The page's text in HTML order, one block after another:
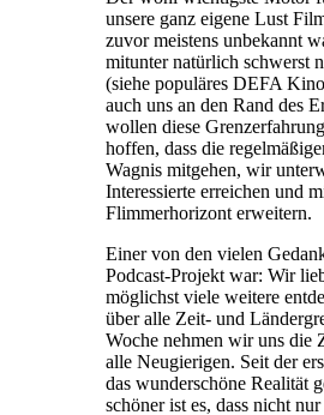
unsere ganz eigene Lust
zuvor meistens unbekannt
mitunter natürlich schwerst
(siehe populäres DEFA
auch uns an den Rand des
wollen diese
hoffen, dass die
Wagnis mitgehen, wir
Interessierte erreichen und
Flimmerhorizont erweitern.
Einer von den vielen
Podcast-Projekt war: Wir
möglichst viele weitere
über alle Zeit- und
Woche nehmen wir uns die
alle Neugierigen. Seit der
das wunderschöne Realität
schöner ist es, dass nicht